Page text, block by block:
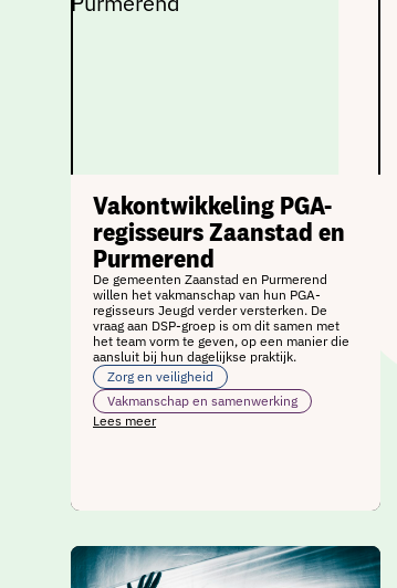
Vakontwikkeling PGA-
regisseurs Zaanstad en
Purmerend
De gemeenten Zaanstad en Purmerend
willen het vakmanschap van hun PGA-
regisseurs Jeugd verder versterken. De
vraag aan DSP‑groep is om dit samen met
het team vorm te geven, op een manier die
aansluit bij hun dagelijkse praktijk.
Zorg en veiligheid
Vakmanschap en samenwerking
Lees meer